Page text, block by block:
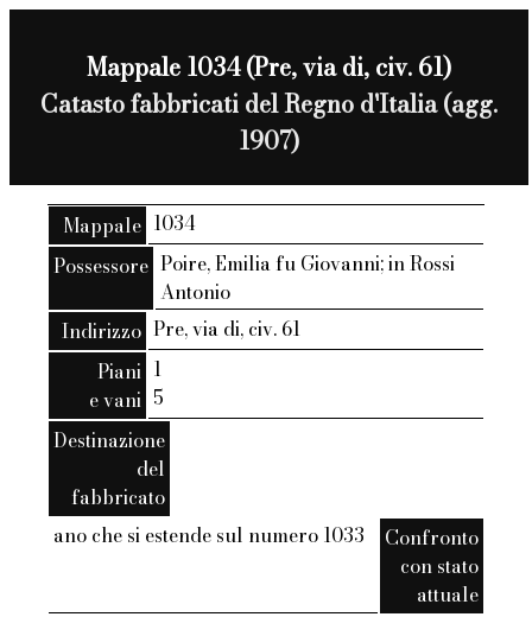
Mappale 1034 (Pre, via di, civ. 61)
Catasto fabbricati del Regno d'Italia (agg.
1907)
Mappale 1034
Possessore Poire, Emilia fu Giovanni; in Rossi
Antonio
Indirizzo Pre, via di, civ. 61
Piani
e vani
1
5
Destinazione
del
fabbricato
ano che si estende sul numero 1033
Confronto
con stato
attuale